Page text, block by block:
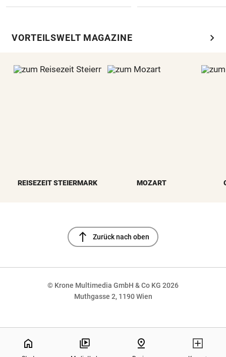
VORTEILSWELT MAGAZINE chevron_right
REISEZEIT STEIERMARK MOZART
north Zurück nach oben
© Krone Multimedia GmbH & Co KG 2026
Muthgasse 2, 1190 Wien
home pin_drop
NaN%